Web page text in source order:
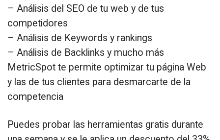
– Análisis del SEO de tu web y de tus
competidores
– Análisis de Keywords y rankings
– Análisis de Backlinks y mucho más
MetricSpot te permite optimizar tu página Web
y las de tus clientes para desmarcarte de la
competencia
Puedes probar las herramientas gratis durante